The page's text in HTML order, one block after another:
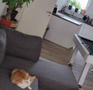
Bonjour, La
chambres. idéale
meublé sauf la
2026, négociable plus
un appartement au